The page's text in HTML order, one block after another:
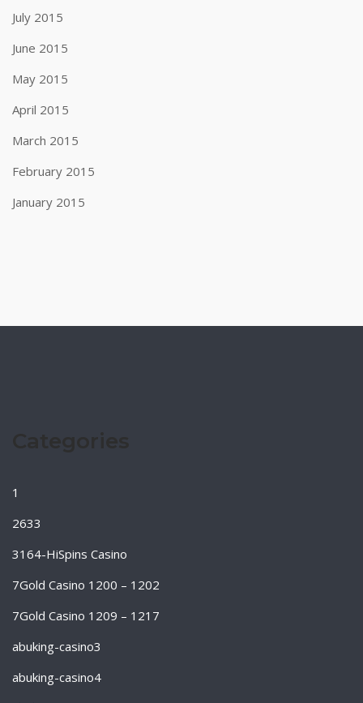
July 2015
June 2015
May 2015
April 2015
March 2015
February 2015
January 2015
1
2633
3164-HiSpins Casino
7Gold Casino 1200 – 1202
7Gold Casino 1209 – 1217
abuking-casino3
abuking-casino4